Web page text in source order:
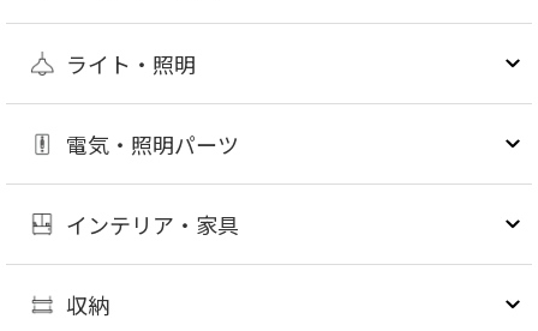
ライト・照明
電気・照明パーツ
インテリア・家具
収納